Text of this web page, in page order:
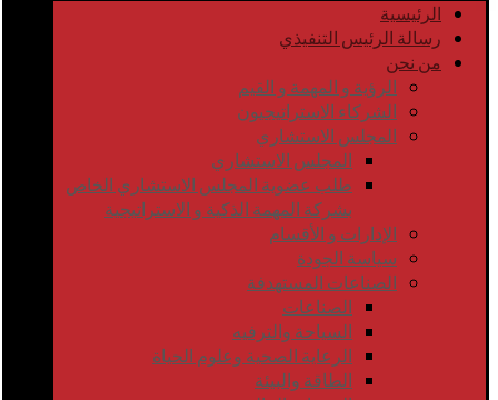
الرئيسية
رسالة الرئيس التنفيذي
من نحن
الرؤية و المهمة و القيم
الشركاء الاستراتيجيون
المجلس الاستشاري
المجلس الاستشاري
طلب عضوية المجلس الاستشاري الخاص
بشركة المهمة الذكية و الاستراتيجية
الإدارات و الأقسام
سياسة الجودة
الصناعات المستهدفة
الصناعات
السياحة والترفيه
الرعاية الصحية وعلوم الحياة
الطاقة والبيئة